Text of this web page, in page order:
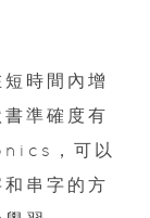
時間內增
準確度有
，可以
串字的方